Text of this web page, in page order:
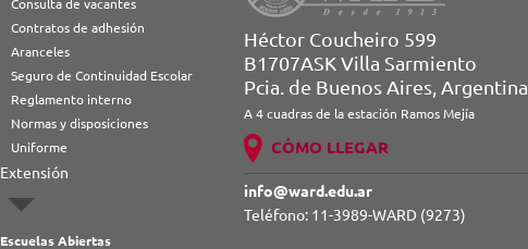
Consulta de vacantes
Contratos de adhesión
Aranceles
Seguro de Continuidad Escolar
Reglamento interno
Normas y disposiciones
Uniforme
Extensión
Escuelas Abiertas
Héctor Coucheiro 599
B1707ASK Villa Sarmiento
Pcia. de Buenos Aires, Argentina
A 4 cuadras de la estación Ramos Mejía
CÓMO LLEGAR
info@ward.edu.ar
Teléfono: 11-3989-WARD (9273)